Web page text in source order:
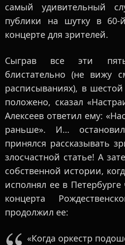
самый удивительный
публики на шутку в 60-
концерте для зрителей.
Сыграв все эти
блистательно (не вижу
расписываниях), в шестой
положено, сказал
Алексеев ответил ему:
раньше». И…
принялся рассказывать
злосчастной статье! А
собственной истории,
исполнял ее в Петербурге
концерта
продолжил ее:
«Когда оркестр